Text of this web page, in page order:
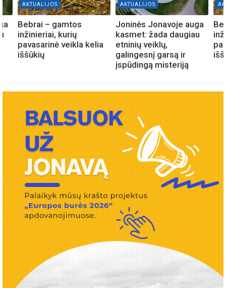
AKTUALIJOS
Bebrai – gamtos
inžinieriai, kurių
pavasarinė veikla kelia
iššūkių
AKTUALIJOS
Joninės Jonavoje auga
kasmet: žada daugiau
etninių veiklų,
galingesnį garsą ir
įspūdingą misteriją